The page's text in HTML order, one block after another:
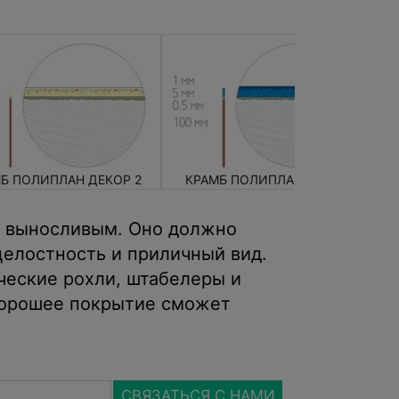
ПОЛИПЛАН ДЕКОР 2 КРАМБ ПОЛИПЛАН КОЛОР
выносливым. Оно должно
и приличный вид.
рохли, штабелеры и
покрытие сможет
СВЯЗАТЬСЯ С НАМИ